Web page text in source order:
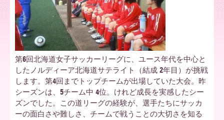
ィ
ー
ア
第6回北海道女子サッカーリーグに、ユース年代を中心と
したノルディーア北海道サテライト（結成 2年目）が挑戦
します。第4回までトップチームが出場していた大会。昨
シーズンは、5チーム中 4位。けれど成長を実感したシー
ズンでした。この道リーグの経験が、選手たちにサッカ
ーの面白さや難しさ、チームで戦うことの大切さを知る